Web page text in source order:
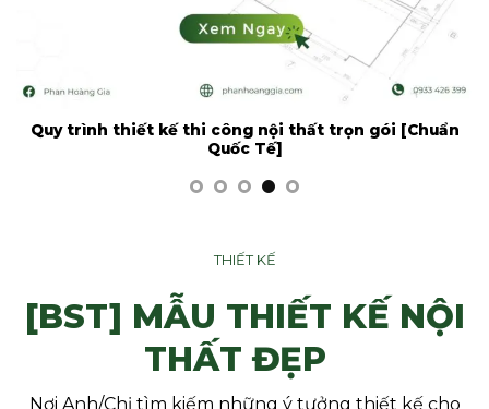
Quy trình thiết kế thi công nội thất trọn gói [Chuẩn
Quốc Tế]
THIẾT KẾ
[BST] MẪU THIẾT KẾ NỘI
THẤT ĐẸP
Nơi Anh/Chị tìm kiếm những ý tưởng thiết kế cho